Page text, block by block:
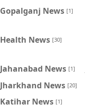
Gopalganj News [1]
Health News [30]
Jahanabad News [1]
Jharkhand News [20]
Katihar News [1]